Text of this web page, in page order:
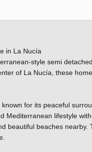
in La Nucía
style semi
of La Nucía, these
for its peaceful
Mediterranean lifestyle
beautiful beaches nearby.